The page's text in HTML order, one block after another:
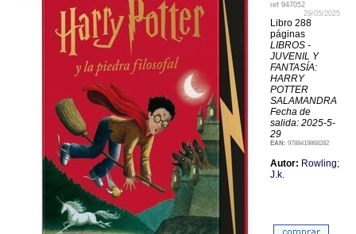
ref 947052
29/05/2025
Libro 288
páginas
LIBROS -
JUVENIL Y
FANTASÍA:
HARRY
POTTER
SALAMANDRA
Fecha de
salida: 2025-5-
29
EAN: 9788419868282
Autor: Rowling;
J.k.